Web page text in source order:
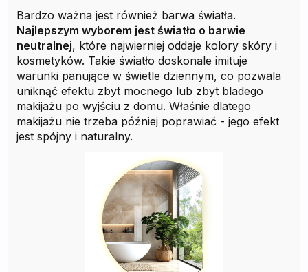
Bardzo ważna jest również barwa światła.
Najlepszym wyborem jest światło o barwie
neutralnej, które najwierniej oddaje kolory skóry i
kosmetyków. Takie światło doskonale imituje
warunki panujące w świetle dziennym, co pozwala
uniknąć efektu zbyt mocnego lub zbyt bladego
makijażu po wyjściu z domu. Właśnie dlatego
makijażu nie trzeba później poprawiać - jego efekt
jest spójny i naturalny.